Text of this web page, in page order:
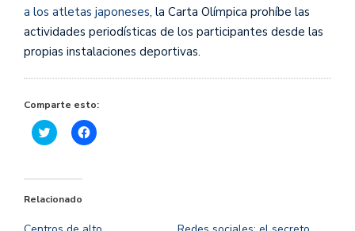
a los atletas japoneses, la Carta Olímpica prohíbe las
actividades periodísticas de los participantes desde las
propias instalaciones deportivas.
Comparte esto:
Haz
clic
Twitter
abre
Haz
clic
una
Relacionado